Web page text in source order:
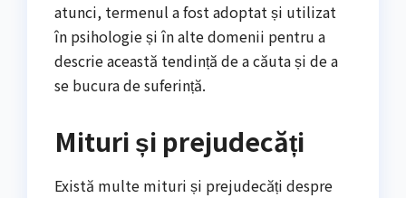
atunci, termenul a fost adoptat și utilizat
în psihologie și în alte domenii pentru a
descrie această tendință de a căuta și de a
se bucura de suferință.
Mituri și prejudecăți
Există multe mituri și prejudecăți despre